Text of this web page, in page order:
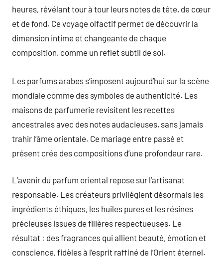
heures, révélant tour à tour leurs notes de tête, de cœur
et de fond. Ce voyage olfactif permet de découvrir la
dimension intime et changeante de chaque
composition, comme un reflet subtil de soi.
Les parfums arabes s’imposent aujourd’hui sur la scène
mondiale comme des symboles de authenticité. Les
maisons de parfumerie revisitent les recettes
ancestrales avec des notes audacieuses, sans jamais
trahir l’âme orientale. Ce mariage entre passé et
présent crée des compositions d’une profondeur rare.
L’avenir du parfum oriental repose sur l’artisanat
responsable. Les créateurs privilégient désormais les
ingrédients éthiques, les huiles pures et les résines
précieuses issues de filières respectueuses. Le
résultat : des fragrances qui allient beauté, émotion et
conscience, fidèles à l’esprit raffiné de l’Orient éternel.